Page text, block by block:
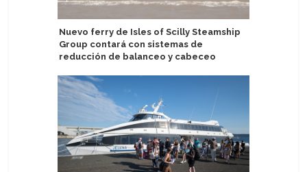
Nuevo ferry de Isles of Scilly Steamship
Group contará con sistemas de
reducción de balanceo y cabeceo